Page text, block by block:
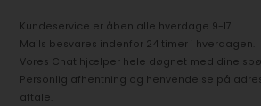
Kundeservice er åben alle hverdage 9-17.
Mails besvares indenfor 24 timer i hverdagen.
Vores Chat hjælper hele døgnet med dine
Personlig afhentning og henvendelse på
aftale.